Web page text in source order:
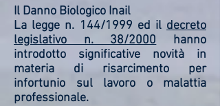
Il Danno Biologico Inail
La legge n. 144/1999 ed il decreto
legislativo n. 38/2000 hanno
introdotto significative novità in
materia di risarcimento per
infortunio sul lavoro o malattia
professionale.